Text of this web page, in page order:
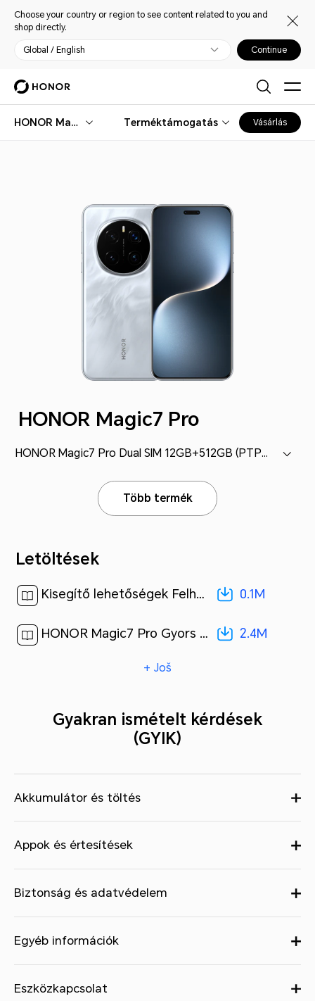
Choose your country or region to see content related to you and
shop directly.
Global / English Continue
HONOR Magic7 Pro Terméktámogatás Vásárlás
HONOR Magic7 Pro
HONOR Magic7 Pro Dual SIM 12GB+512GB (PTP-N49)
Több termék
Letöltések
Kisegítő lehetőségek Felhasználói útmutató-(MagicOS 9.0_01,hu)[ 0.1M ] 0.1M
HONOR Magic7 Pro Gyors útmutató-(Magic OS 9.0_01,PTP-N49,hu)[ 2.4M ] 2.4M
+ Još
Gyakran ismételt kérdések
(GYIK)
Akkumulátor és töltés
Appok és értesítések
Biztonság és adatvédelem
Egyéb információk
Eszközkapcsolat